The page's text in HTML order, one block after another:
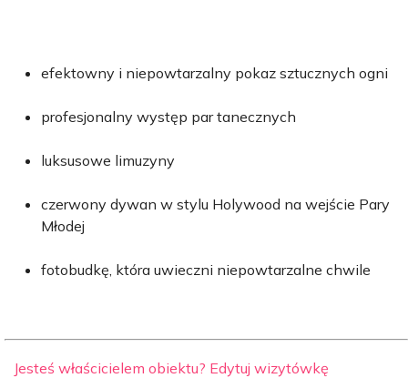
efektowny i niepowtarzalny pokaz sztucznych ogni
profesjonalny występ par tanecznych
luksusowe limuzyny
czerwony dywan w stylu Holywood na wejście Pary
Młodej
fotobudkę, która uwieczni niepowtarzalne chwile
Jesteś właścicielem obiektu? Edytuj wizytówkę